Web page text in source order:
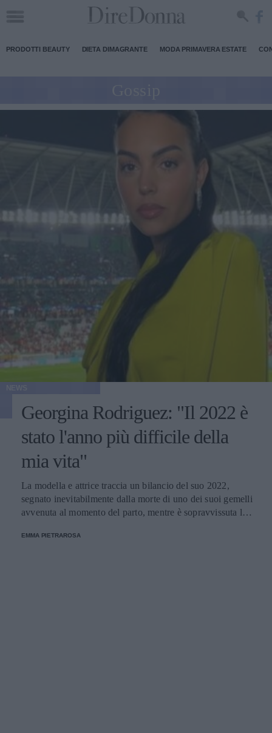
PRODOTTI BEAUTY DIETA DIMAGRANTE MODA PRIMAVERA ESTATE
Georgina Rodriguez: "Il 2022 è
stato l'anno più difficile della
mia vita"
La modella e attrice traccia un bilancio del suo 2022,
segnato inevitabilmente dalla morte di uno dei suoi gemelli
avvenuta al momento del parto, mentre è sopravvissuta la
EMMA PIETRAROSA